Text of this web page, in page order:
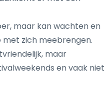
maar kan wachten en
zich meebrengen.
maar
en vaak niet